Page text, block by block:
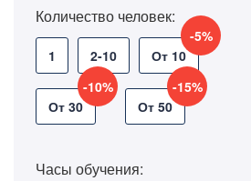
Количество человек:
1 2-10 От 10
-5%
От 30
-10%
От 50
-15%
Часы обучения: